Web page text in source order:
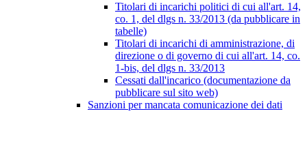
Titolari di incarichi politici di cui all'art. 14,
co. 1, del dlgs n. 33/2013 (da pubblicare in
tabelle)
Titolari di incarichi di amministrazione, di
direzione o di governo di cui all'art. 14, co.
1-bis, del dlgs n. 33/2013
Cessati dall'incarico (documentazione da
pubblicare sul sito web)
Sanzioni per mancata comunicazione dei dati